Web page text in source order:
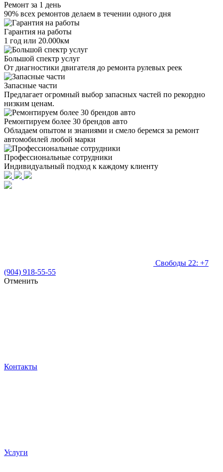
Ремонт за 1 день
90% всех ремонтов делаем в течении одного дня
Гарантия на работы
1 год или 20.000км
Большой спектр услуг
От диагностики двигателя до ремонта рулевых реек
Запасные части
Предлагает огромный выбор запасных частей по рекордно
низким ценам.
Ремонтируем более 30 брендов авто
Обладаем опытом и знаниями и смело беремся за ремонт
автомобилей любой марки
Профессиональные сотрудники
Индивидуальный подход к каждому клиенту
Свободы 22: +7
(904) 918-55-55
Отменить
Контакты
Услуги